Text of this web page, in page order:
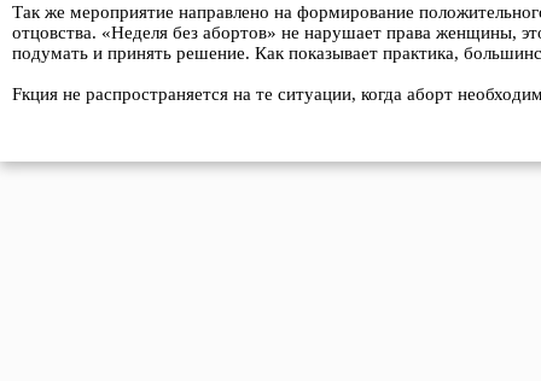
Так же мероприятие направлено на формирование
отцовства. «Неделя без абортов» не нарушает права женщины,
подумать и принять решение. Как показывает практика,
Fкция не распространяется на те ситуации, когда аборт